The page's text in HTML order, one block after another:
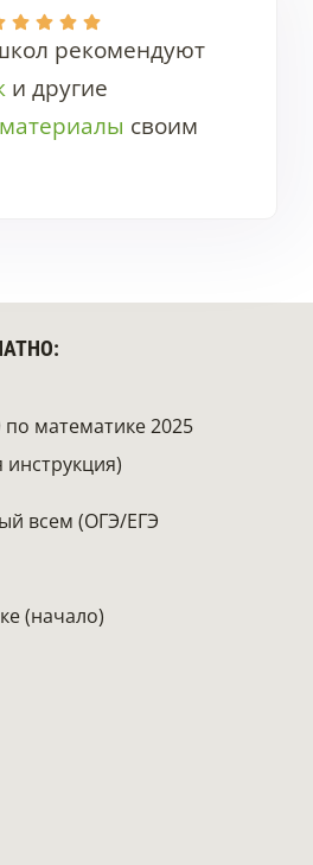
рекомендуют
и другие
своим
по математике 2025
всем (ОГЭ/ЕГЭ
(начало)